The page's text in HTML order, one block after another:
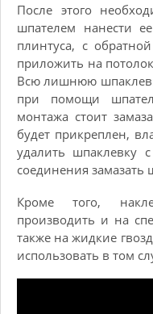
После этого
шпателем нанести
плинтуса, с
приложить на
Всю лишнюю
при помощи
монтажа стоит
будет прикреплен,
удалить шпаклевку
соединения замазать
Кроме того,
производить и на
также на жидкие
использовать в том